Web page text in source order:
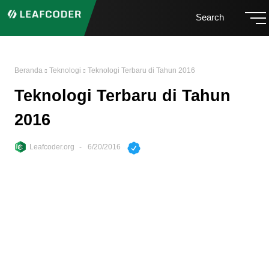
Search
Beranda Teknologi Teknologi Terbaru di Tahun 2016
Teknologi Terbaru di Tahun
2016
Leafcoder.org 6/20/2016